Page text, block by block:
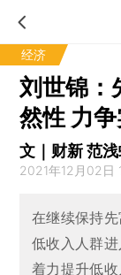
经济
刘世锦：
然性 力
文｜财新 范
2021年12月02日
在继续保持
低收入人群
着力提升低